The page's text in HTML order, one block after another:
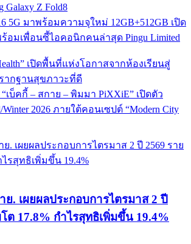
Galaxy Z Fold8
5G มาพร้อมความจุใหม่ 12GB+512GB เปิด
อมเพื่อนซี้ไอคอนิกคนล่าสุด Pingu Limited
เปิดพื้นที่แห่งโอกาสจากห้องเรียนสู่
ากฐานสุขภาวะที่ดี
เบ็คกี้ – สกาย – พิมมา PiXXiE” เปิดตัว
Winter 2026 ภายใต้คอนเซปต์ “Modern City
ย. เผยผลประกอบการไตรมาส 2 ปี
ต 17.8% กำไรสุทธิเพิ่มขึ้น 19.4%